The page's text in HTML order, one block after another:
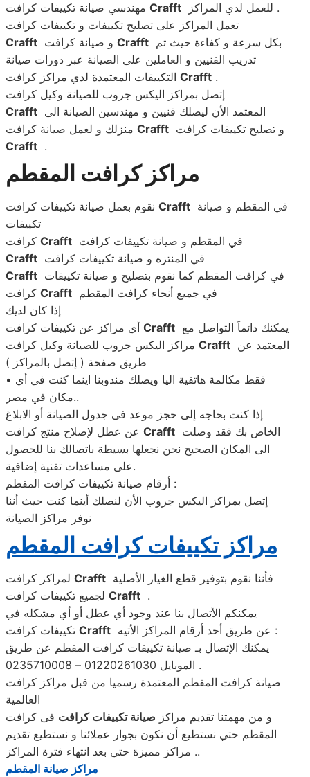
Crafft
للعمل لدي المراكز .
تعمل المراكز على تصليح تكييفات و تكييفات كرافت
Crafft
Crafft
تدريب الفنيين و العاملين على الصيانة عبر دورات صيانة
Crafft .
إتصل بمراكز اليكس جروب للصيانة وكيل كرافت
Crafft
Crafft و تصليح تكييفات كرافت
Crafft .
مراكز كرافت المقطم
Crafft
تكييفات
Crafft في المقطم و صيانة تكييفات كرافت
Crafft في المنتزه و صيانة تكييفات كرافت
Crafft
Crafft في جميع أنحاء كرافت المقطم
إذا كان لديك
Crafft
Crafft
طريق صفحة ( إتصل بالمراكز )
• فقط مكالمة هاتفية اليا ويصلك مندوبنا اينما كنت في أي
مكان في مصر..
إذا كنت بحاجه إلى حجز موعد فى جدول الصيانة أو الابلاغ
Crafft
الى المكان الصحيح نحن نجعلها بسيطة باتصالك بنا للحصول
على مساعدات تقنية إضافية.
أرقام صيانة تكييفات كرافت المقطم :
إتصل بمراكز اليكس جروب الأن لنصلك أينما كنت حيث أننا
نوفر مراكز الصيانة
مراكز تكييفات كرافت المقطم
Crafft
Crafft .
يمكنكم الأتصال بنا عند وجود أي عطل أو أي مشكله في
Crafft
عن طريق أحد أرقام المراكز الأتيه :
يمكنك الإتصال بـ صيانة تكييفات كرافت المقطم عن طريق
الموبايل 01220261030 – 0235710008 .
صيانة كرافت المقطم المعتمدة رسميا من قبل مراكز كرافت
العالمية
و من مهمتنا تقديم مراكز صيانة تكييفات كرافت فى كرافت
المقطم حتي نستطيع أن نكون بجوار عملائنا و نستطيع تقديم
مراكز مميزة حتي بعد انتهاء فترة المراكز ..
مراكز صيانة المقطم